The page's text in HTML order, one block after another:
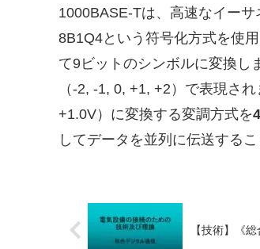
1000BASE-Tは、高速なイー
8B1Q4という符号化方式を使
て9ビットのシンボルに変換し
（-2, -1, 0, +1, +2）で表現さ
+1.0V）に変換する変調方式を
してデータを並列に伝送する
【技術】《